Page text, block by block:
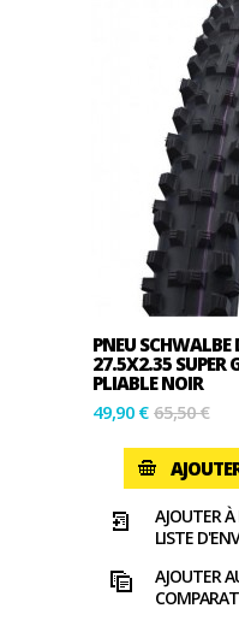
PNEU
27.5X2.35 SUPER
PLIABLE NOIR
49,90 € 65,50 €
AJOUTER À
LISTE
AJOUTER